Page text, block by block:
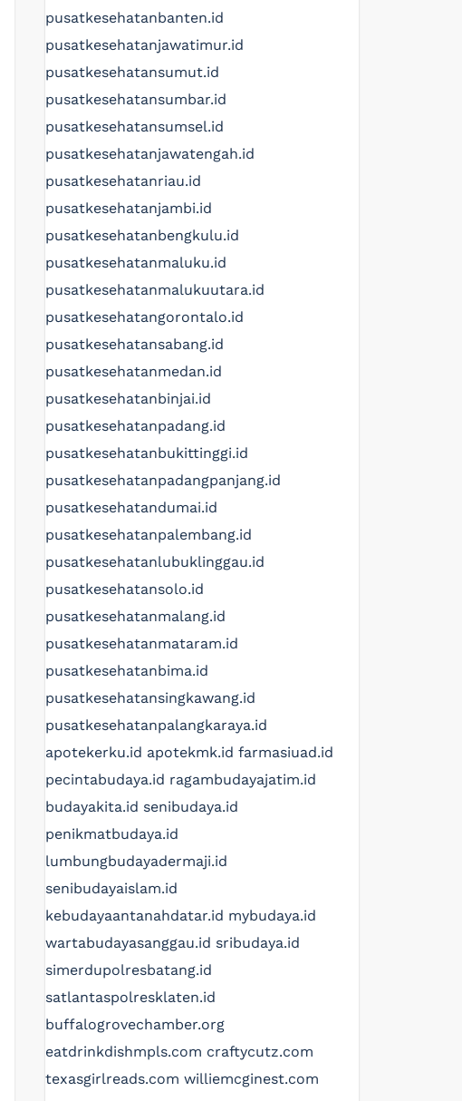
pusatkesehatanbanten.id
pusatkesehatanjawatimur.id
pusatkesehatansumut.id
pusatkesehatansumbar.id
pusatkesehatansumsel.id
pusatkesehatanjawatengah.id
pusatkesehatanriau.id
pusatkesehatanjambi.id
pusatkesehatanbengkulu.id
pusatkesehatanmaluku.id
pusatkesehatanmalukuutara.id
pusatkesehatangorontalo.id
pusatkesehatansabang.id
pusatkesehatanmedan.id
pusatkesehatanbinjai.id
pusatkesehatanpadang.id
pusatkesehatanbukittinggi.id
pusatkesehatanpadangpanjang.id
pusatkesehatandumai.id
pusatkesehatanpalembang.id
pusatkesehatanlubuklinggau.id
pusatkesehatansolo.id
pusatkesehatanmalang.id
pusatkesehatanmataram.id
pusatkesehatanbima.id
pusatkesehatansingkawang.id
pusatkesehatanpalangkaraya.id
apotekerku.id apotekmk.id farmasiuad.id
pecintabudaya.id ragambudayajatim.id
budayakita.id senibudaya.id
penikmatbudaya.id
lumbungbudayadermaji.id
senibudayaislam.id
kebudayaantanahdatar.id mybudaya.id
wartabudayasanggau.id sribudaya.id
simerdupolresbatang.id
satlantaspolresklaten.id
buffalogrovechamber.org
eatdrinkdishmpls.com craftycutz.com
texasgirlreads.com williemcginest.com